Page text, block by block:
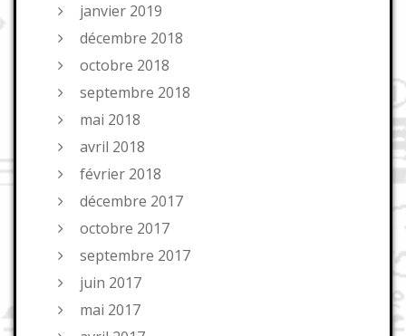
janvier 2019
décembre 2018
octobre 2018
septembre 2018
mai 2018
avril 2018
février 2018
décembre 2017
octobre 2017
septembre 2017
juin 2017
mai 2017